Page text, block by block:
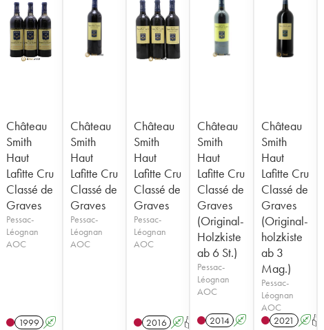
Château
Smith
Haut
Lafitte Cru
Classé de
Graves
Pessac-
Léognan
AOC
1999 A
Château
Smith
Haut
Lafitte Cru
Classé de
Graves
Pessac-
Léognan
AOC
Château
Smith
Haut
Lafitte Cru
Classé de
Graves
Pessac-
Léognan
AOC
2016 AT
Château
Smith
Haut
Lafitte Cru
Classé de
Graves
(Original-
Holzkiste
ab 6 St.)
Pessac-
Léognan
AOC
2014 A
Château
Smith
Haut
Lafitte Cru
Classé de
Graves
(Original-
holzkiste
ab 3
Mag.)
Pessac-
Léognan
AOC
2021 AT